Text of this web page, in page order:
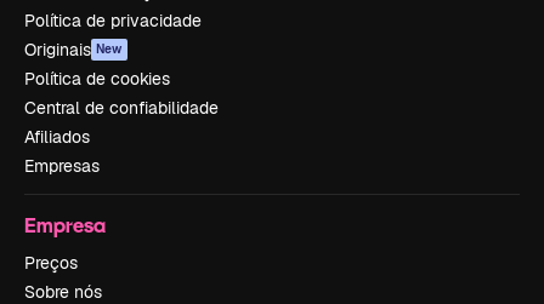
Política de privacidade
Originais New
Política de cookies
Central de confiabilidade
Afiliados
Empresas
Empresa
Preços
Sobre nós